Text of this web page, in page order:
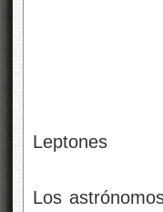
Todo es
Leptones
Los